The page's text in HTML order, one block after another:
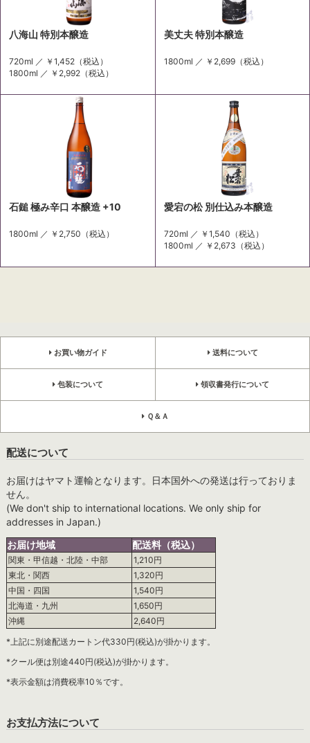
八海山 特別本醸造
720ml ／ ￥1,452 （税込）
1800ml ／ ￥2,992 （税込）
美丈夫 特別本醸造
1800ml ／ ￥2,699（税込）
石鎚 極み辛口 本醸造 +10
1800ml ／ ￥2,750 （税込）
愛宕の松 別仕込み本醸造
720ml ／ ￥1,540 （税込）
1800ml ／ ￥2,673 （税込）
お買い物ガイド 送料について
包装について 領収書発行について
Ｑ＆Ａ
配送について
お届けはヤマト運輸となります。日本国外への発送は行っておりま
せん。
(We don't ship to international locations. We only ship for
addresses in Japan.)
お届け地域
配送料（税込）
関東・甲信越・北陸・中部
1,210円
東北・関西
1,320円
中国・四国
1,540円
北海道・九州
1,650円
沖縄
2,640円
*上記に別途配送カートン代330円(税込)が掛かります。
*クール便は別途440円(税込)が掛かります。
*表示金額は消費税率10％です。
お支払方法について